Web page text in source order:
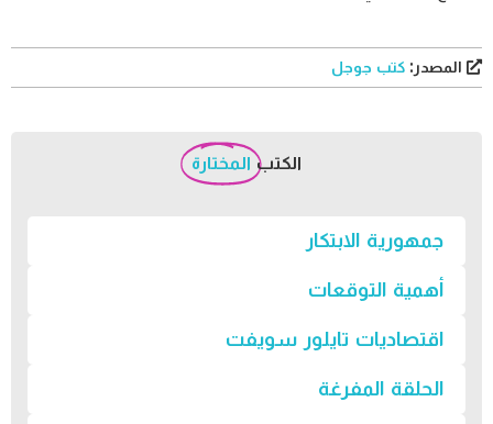
المصدر: كتب جوجل
الكتب المختارة
جمهورية الابتكار
أهمية التوقعات
اقتصاديات تايلور سويفت
الحلقة المفرغة